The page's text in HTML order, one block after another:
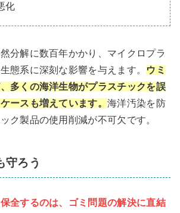
化
分解に数百年かかり、マイクロプラ
態系に深刻な影響を与えます。 ウミ
多くの海洋生物がプラスチックを誤
ースも増えています。海洋汚染を防
ク製品の使用削減が不可欠です。
守ろう
全するのは、ゴミ問題の解決に直結